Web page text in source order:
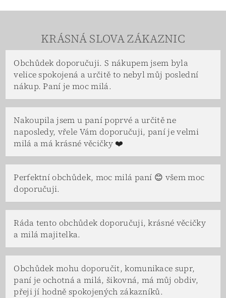
KRÁSNÁ SLOVA ZÁKAZNIC
Obchůdek doporučuji. S nákupem jsem byla
velice spokojená a určitě to nebyl můj poslední
nákup. Paní je moc milá.
Nakoupila jsem u paní poprvé a určitě ne
naposledy, vřele Vám doporučuji, paní je velmi
milá a má krásné věcičky ❤️
Perfektní obchůdek, moc milá paní 😊 všem moc
doporučuji.
Ráda tento obchůdek doporučuji, krásné věcičky
a milá majitelka.
Obchůdek mohu doporučit, komunikace supr,
paní je ochotná a milá, šikovná, má můj obdiv,
přeji jí hodně spokojených zákazníků.